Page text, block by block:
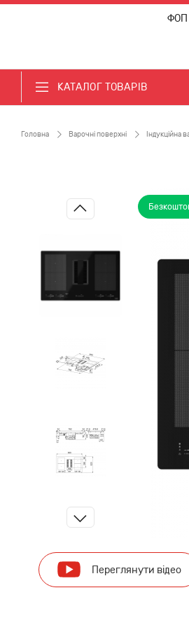
ФОП
КАТАЛОГ ТОВАРІВ
Головна Варочні поверхні Індукційна
Переглянути відео